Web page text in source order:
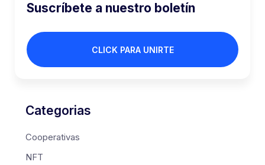
Suscríbete a nuestro boletín
CLICK PARA UNIRTE
Categorias
Cooperativas
NFT